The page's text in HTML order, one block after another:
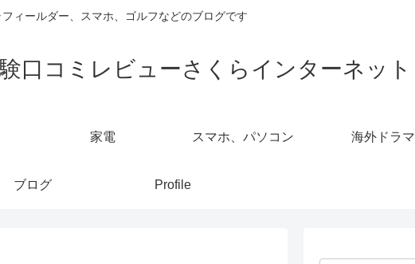
フィールダー、スマホ、ゴルフなどのブログです
口コミレビューさくらインターネット
家電 スマホ、パソコン 海外ドラマ
ブログ Profile